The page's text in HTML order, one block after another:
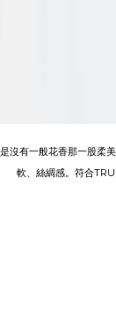
有一般花香那一股
軟、絲綢感。符合